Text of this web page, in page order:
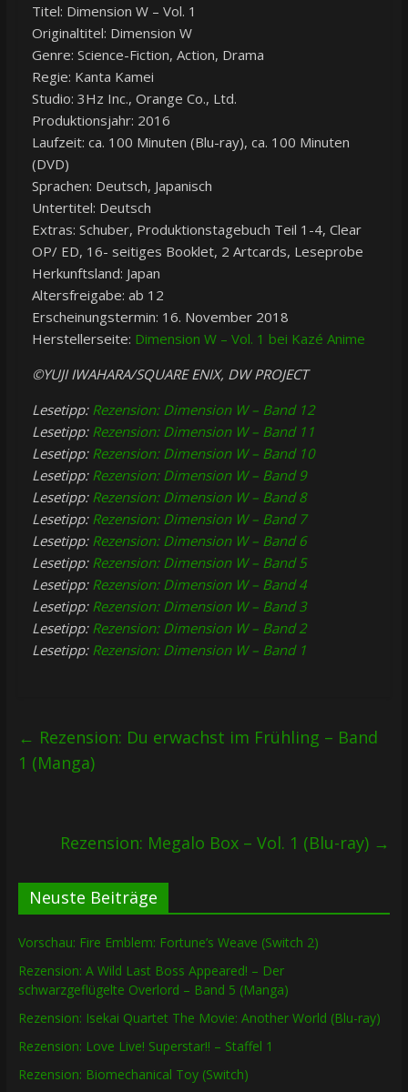
Titel: Dimension W – Vol. 1
Originaltitel: Dimension W
Genre: Science-Fiction, Action, Drama
Regie: Kanta Kamei
Studio: 3Hz Inc., Orange Co., Ltd.
Produktionsjahr: 2016
Laufzeit: ca. 100 Minuten (Blu-ray), ca. 100 Minuten
(DVD)
Sprachen: Deutsch, Japanisch
Untertitel: Deutsch
Extras: Schuber, Produktionstagebuch Teil 1-4, Clear
OP/ ED, 16- seitiges Booklet, 2 Artcards, Leseprobe
Herkunftsland: Japan
Altersfreigabe: ab 12
Erscheinungstermin: 16. November 2018
Herstellerseite: Dimension W – Vol. 1 bei Kazé Anime
©YUJI IWAHARA/SQUARE ENIX, DW PROJECT
Lesetipp: Rezension: Dimension W – Band 12
Lesetipp: Rezension: Dimension W – Band 11
Lesetipp: Rezension: Dimension W – Band 10
Lesetipp: Rezension: Dimension W – Band 9
Lesetipp: Rezension: Dimension W – Band 8
Lesetipp: Rezension: Dimension W – Band 7
Lesetipp: Rezension: Dimension W – Band 6
Lesetipp: Rezension: Dimension W – Band 5
Lesetipp: Rezension: Dimension W – Band 4
Lesetipp: Rezension: Dimension W – Band 3
Lesetipp: Rezension: Dimension W – Band 2
Lesetipp: Rezension: Dimension W – Band 1
← Rezension: Du erwachst im Frühling – Band
1 (Manga)
Rezension: Megalo Box – Vol. 1 (Blu-ray) →
Neuste Beiträge
Vorschau: Fire Emblem: Fortune’s Weave (Switch 2)
Rezension: A Wild Last Boss Appeared! – Der
schwarzgeflügelte Overlord – Band 5 (Manga)
Rezension: Isekai Quartet The Movie: Another World (Blu-ray)
Rezension: Love Live! Superstar!! – Staffel 1
Rezension: Biomechanical Toy (Switch)